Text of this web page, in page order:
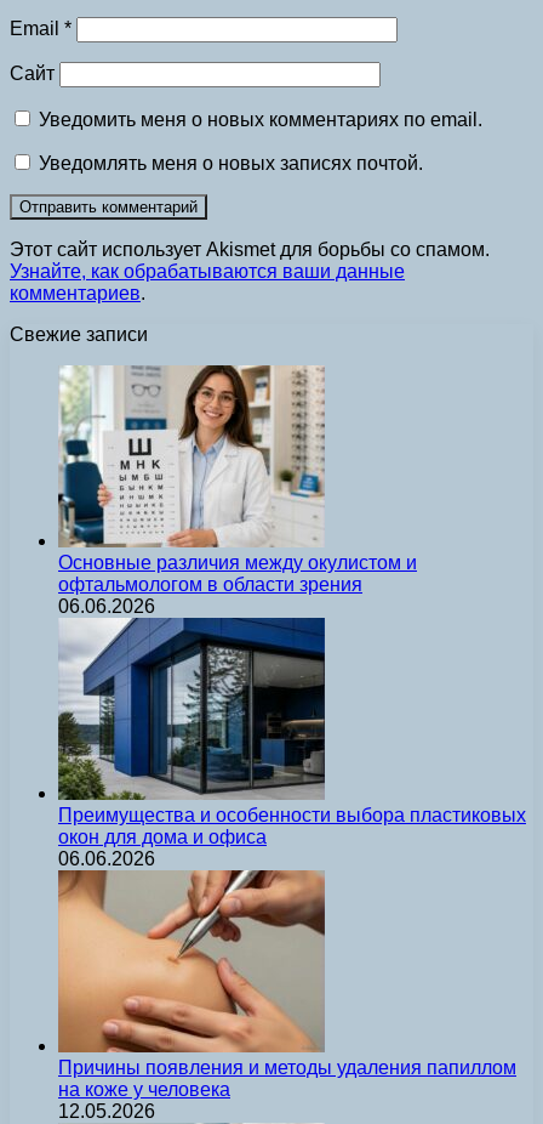
Email *
Сайт
Уведомить меня о новых комментариях по email.
Уведомлять меня о новых записях почтой.
Этот сайт использует Akismet для борьбы со спамом.
Узнайте, как обрабатываются ваши данные
комментариев.
Свежие записи
Основные различия между окулистом и
офтальмологом в области зрения
06.06.2026
Преимущества и особенности выбора пластиковых
окон для дома и офиса
06.06.2026
Причины появления и методы удаления папиллом
на коже у человека
12.05.2026